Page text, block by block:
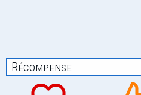
Récompense